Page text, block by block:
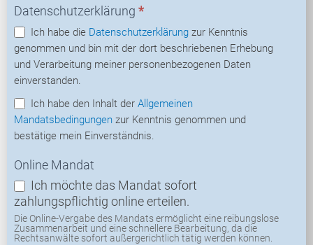
Datenschutzerklärung *
Ich habe die Datenschutzerklärung zur Kenntnis
genommen und bin mit der dort beschriebenen Erhebung
und Verarbeitung meiner personenbezogenen Daten
einverstanden.
Ich habe den Inhalt der Allgemeinen
Mandatsbedingungen
bestätige mein Einverständnis.
Online Mandat
Ich möchte das Mandat sofort
zahlungspflichtig online erteilen.
Die Online-Vergabe des Mandats ermöglicht eine reibungslose
Zusammenarbeit und eine schnellere Bearbeitung, da die
Rechtsanwälte sofort außergerichtlich tätig werden können.